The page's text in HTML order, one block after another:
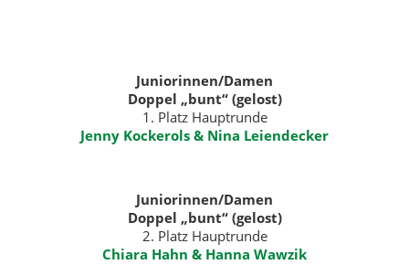
Juniorinnen/Damen
Doppel „bunt“ (gelost)
1. Platz Hauptrunde
Jenny Kockerols & Nina Leiendecker
Juniorinnen/Damen
Doppel „bunt“ (gelost)
2. Platz Hauptrunde
Chiara Hahn & Hanna Wawzik